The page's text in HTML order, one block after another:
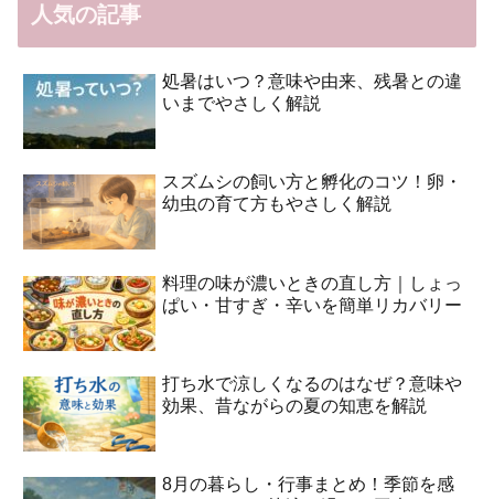
人気の記事
処暑はいつ？意味や由来、残暑との違
いまでやさしく解説
スズムシの飼い方と孵化のコツ！卵・
幼虫の育て方もやさしく解説
料理の味が濃いときの直し方｜しょっ
ぱい・甘すぎ・辛いを簡単リカバリー
打ち水で涼しくなるのはなぜ？意味や
効果、昔ながらの夏の知恵を解説
8月の暮らし・行事まとめ！季節を感